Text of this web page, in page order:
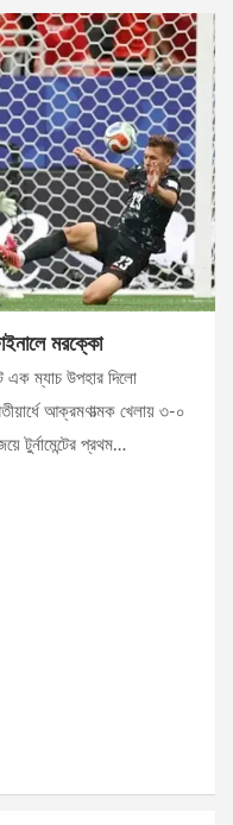
মরক্কো
এক ম্যাচ উপহার দিলো
আক্রমণাত্মক খেলায় ৩-০
টুর্নামেন্টের প্রথম…